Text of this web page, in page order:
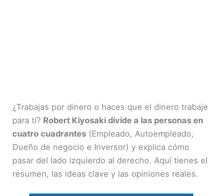
¿Trabajas por dinero o haces que el dinero trabaje
para ti? Robert Kiyosaki divide a las personas en
cuatro cuadrantes (Empleado, Autoempleado,
Dueño de negocio e Inversor) y explica cómo
pasar del lado izquierdo al derecho. Aquí tienes el
resumen, las ideas clave y las opiniones reales.